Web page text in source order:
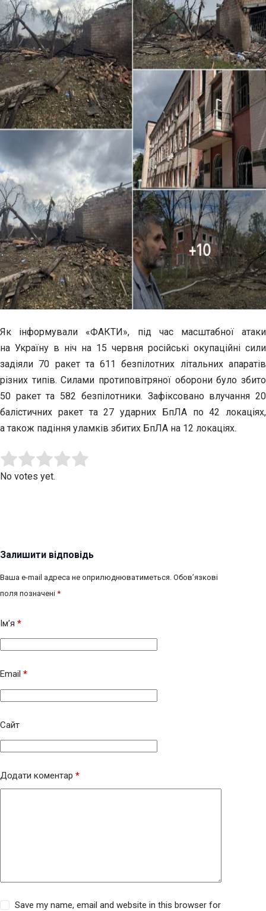
Як інформували «ФАКТИ», під час масштабної атаки
на Україну в ніч на 15 червня російські окупаційні сили
задіяли 70 ракет та 611 безпілотних літальних апаратів
різних типів. Силами протиповітряної оборони було збито
50 ракет та 582 безпілотники. Зафіксовано влучання 20
балістичних ракет та 27 ударних БпЛА по 42 локаціях,
а також падіння уламків збитих БпЛА на 12 локаціях.
Rate this item:
No votes yet.
Залишити відповідь
Ваша e-mail адреса не оприлюднюватиметься. Обов’язкові
поля позначені *
Ім’я *
Email *
Сайт
Додати коментар *
Save my name, email and website in this browser for